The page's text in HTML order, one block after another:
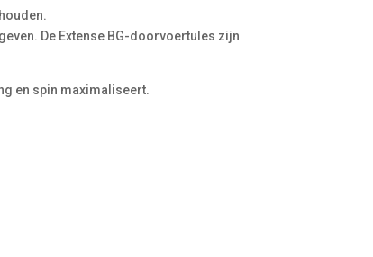
De Extense BG-doorvoertules zijn
en spin maximaliseert.